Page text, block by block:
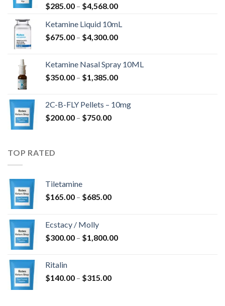
$285.00 – $4,568.00Hinnavahemik:
kuni
$4,568.00
Ketamine Liquid 10mL
$675.00 – $4,300.00Hinnavahemik:
$4,300.00
Ketamine Nasal Spray 10ML
$350.00 – $1,385.00Hinnavahemik:
$1,385.00
2C-B-FLY Pellets – 10mg
$200.00 – $750.00Hinnavahemik:
TOP RATED
Tiletamine
$165.00 – $685.00Hinnavahemik:
Ecstacy / Molly
$300.00 – $1,800.00Hinnavahemik:
Ritalin
$140.00 – $315.00Hinnavahemik: